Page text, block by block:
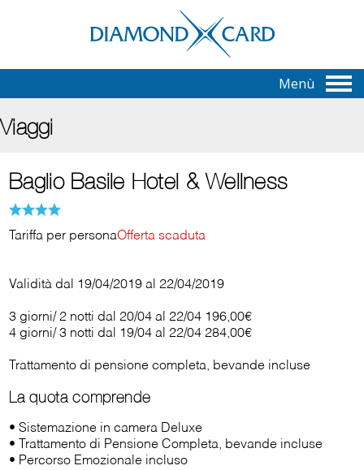
Menù
Viaggi
Baglio Basile Hotel & Wellness
Tariffa per personaOfferta scaduta
Validità dal 19/04/2019 al 22/04/2019
3 giorni/ 2 notti dal 20/04 al 22/04 196,00€
4 giorni/ 3 notti dal 19/04 al 22/04 284,00€
Trattamento di pensione completa, bevande incluse
La quota comprende
• Sistemazione in camera Deluxe
• Trattamento di Pensione Completa, bevande incluse
• Percorso Emozionale incluso